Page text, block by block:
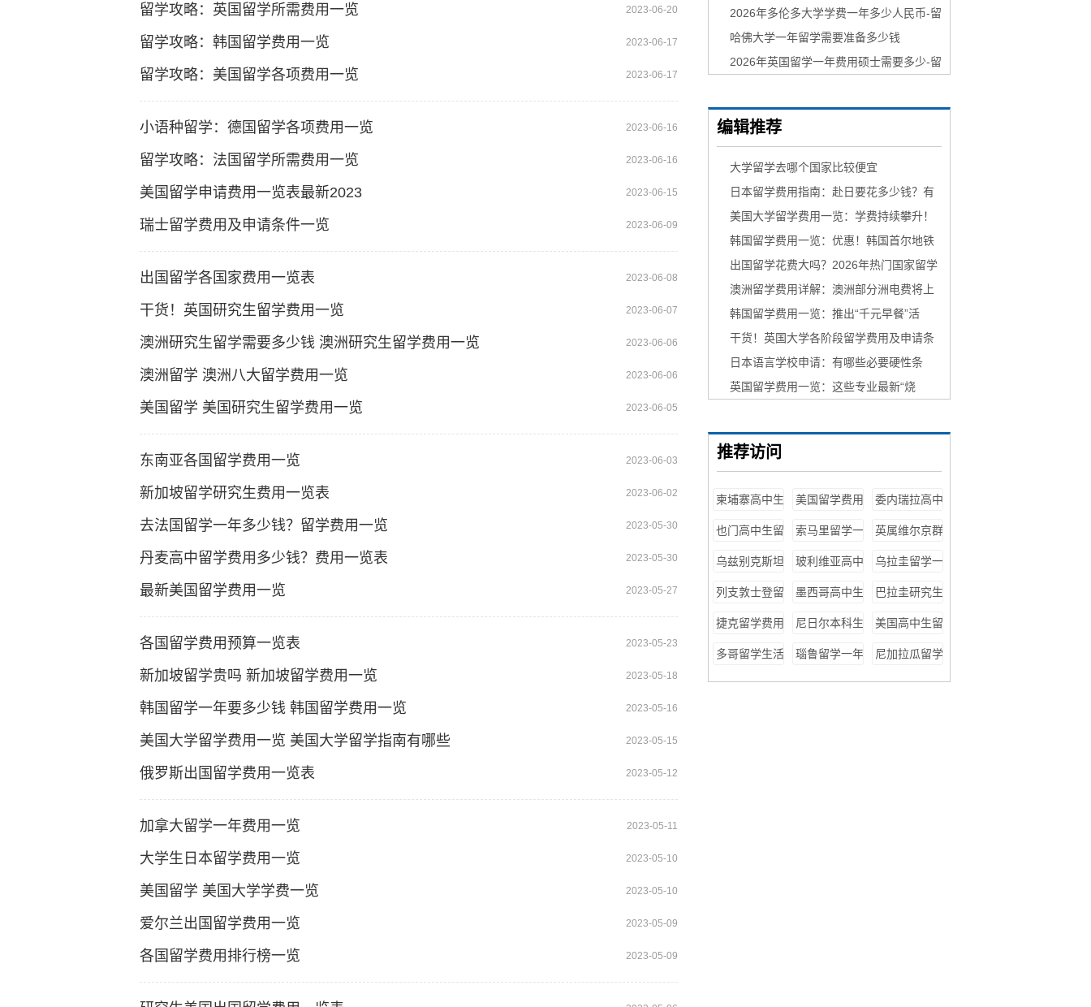
留学攻略：英国留学所需费用一览 2023-06-20
留学攻略：韩国留学费用一览 2023-06-17
留学攻略：美国留学各项费用一览 2023-06-17
小语种留学：德国留学各项费用一览 2023-06-16
留学攻略：法国留学所需费用一览 2023-06-16
美国留学申请费用一览表最新2023 2023-06-15
瑞士留学费用及申请条件一览 2023-06-09
出国留学各国家费用一览表 2023-06-08
干货！英国研究生留学费用一览 2023-06-07
澳洲研究生留学需要多少钱 澳洲研究生留学费用一览 2023-06-06
澳洲留学 澳洲八大留学费用一览 2023-06-06
美国留学 美国研究生留学费用一览 2023-06-05
东南亚各国留学费用一览 2023-06-03
新加坡留学研究生费用一览表 2023-06-02
去法国留学一年多少钱？留学费用一览 2023-05-30
丹麦高中留学费用多少钱？费用一览表 2023-05-30
最新美国留学费用一览 2023-05-27
各国留学费用预算一览表 2023-05-23
新加坡留学贵吗 新加坡留学费用一览 2023-05-18
韩国留学一年要多少钱 韩国留学费用一览 2023-05-16
美国大学留学费用一览 美国大学留学指南有哪些 2023-05-15
俄罗斯出国留学费用一览表 2023-05-12
加拿大留学一年费用一览 2023-05-11
大学生日本留学费用一览 2023-05-10
美国留学 美国大学学费一览 2023-05-10
爱尔兰出国留学费用一览 2023-05-09
各国留学费用排行榜一览 2023-05-09
2026年多伦多大学学费一年多少人民币-留
学群
哈佛大学一年留学需要准备多少钱
2026年英国留学一年费用硕士需要多少-留
编辑推荐
大学留学去哪个国家比较便宜
日本留学费用指南：赴日要花多少钱？有
什么省钱小妙招？
美国大学留学费用一览：学费持续攀升！
常春藤盟校学费逼近每年9万刀！
韩国留学费用一览：优惠！韩国首尔地铁
下车后10分钟内重新上车免收额外费用！
出国留学花费大吗？2026年热门国家留学
费用超全解析！想好去哪里了吗？
澳洲留学费用详解：澳洲部分洲电费将上
调30%？留学生活成本又要提高！
韩国留学费用一览：推出“千元早餐”活
动，每日100名先到先得！留学生还不心
动！
干货！英国大学各阶段留学费用及申请条
件汇总！奖学金选择及省钱攻略分享！
日本语言学校申请：有哪些必要硬性条
件？第四条难！如何选择语言学校？
英国留学费用一览：这些专业最新“烧
推荐访问
柬埔寨高中生
美国留学费用
委内瑞拉高中
也门高中生留
索马里留学一
英属维尔京群
乌兹别克斯坦
玻利维亚高中
乌拉圭留学一
列支敦士登留
墨西哥高中生
巴拉圭研究生
捷克留学费用
尼日尔本科生
美国高中生留
多哥留学生活
瑙鲁留学一年
尼加拉瓜留学